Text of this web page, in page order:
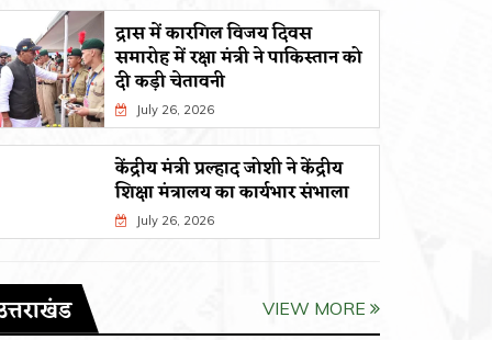
द्रास में कारगिल विजय दिवस
समारोह में रक्षा मंत्री ने पाकिस्तान को
दी कड़ी चेतावनी
July 26, 2026
केंद्रीय मंत्री प्रल्हाद जोशी ने केंद्रीय
शिक्षा मंत्रालय का कार्यभार संभाला
July 26, 2026
VIEW MORE